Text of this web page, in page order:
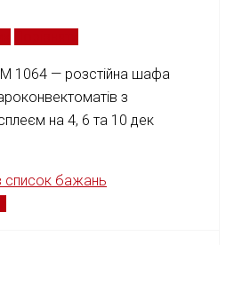
1064 — розстійна шафа
з
на 4, 6 та 10 дек
список бажань